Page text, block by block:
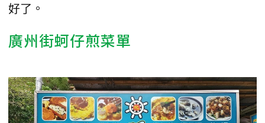
好了。
廣州街蚵仔煎菜單